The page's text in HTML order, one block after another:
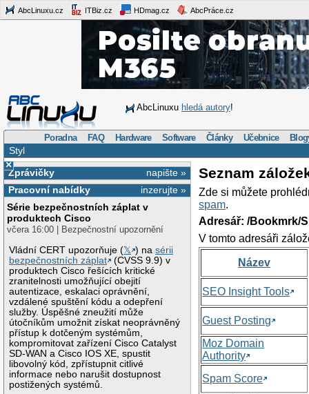
AbcLinuxu.cz ITBiz.cz HDmag.cz AbcPráce.cz
AbcLinuxu hledá autory!
Poradna FAQ Hardware Software Články Učebnice
Styl
×
napište »
Zprávičky
inzerujte »
Pracovní nabídky
Série bezpečnostních záplat v
produktech Cisco
včera 16:00 | Bezpečnostní upozornění
Vládní CERT upozorňuje (𝕏 ) nasérii
bezpečnostních záplat
(CVSS 9.9) v
produktech Cisco řešících kritické
zranitelnosti umožňující obejití
autentizace, eskalaci oprávnění,
vzdálené spuštění kódu a odepření
služby. Úspěšné zneužití může
útočníkům umožnit získat neoprávněný
přístup k dotčeným systémům,
kompromitovat zařízení Cisco Catalyst
SD-WAN a Cisco IOS XE, spustit
libovolný kód, zpřístupnit citlivé
informace nebo narušit dostupnost
postižených systémů.
Seznam
Zde si můžete
spam.
Adresář: /Bookmrk/
V tomto adresáři
Název
SEO Insight Tools
Guest Posting
Moz Domain
Authority
Spam Score